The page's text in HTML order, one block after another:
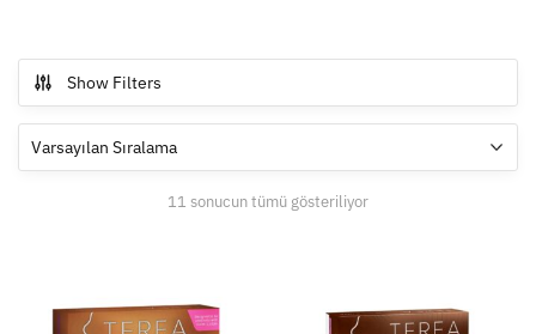
Show Filters
11 sonucun tümü gösteriliyor